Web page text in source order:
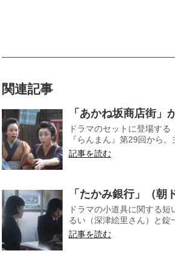
関連記事
「あかね坂商店街」
ドラマのセットに登場す
『らんまん』第29回から
記事を読む
「たかみ銀行」（朝
ドラマの小道具に関する
るい（深津絵里さん）と
記事を読む